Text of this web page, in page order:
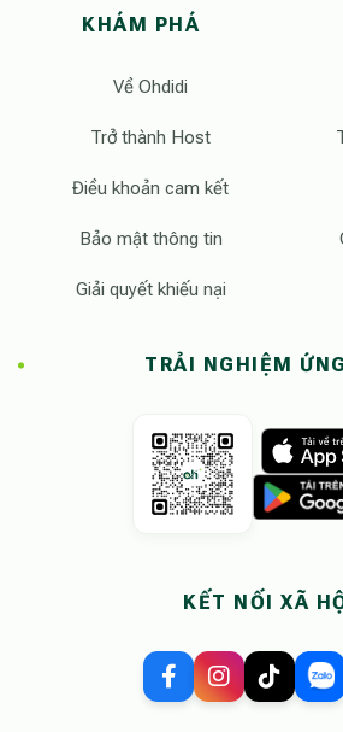
KHÁM PHÁ
Về Ohdidi
Trở thành Host
Điều khoản cam kết
Bảo mật thông tin
Giải quyết khiếu nại
TRẢI NGHIỆM
KẾT NỐI XÃ